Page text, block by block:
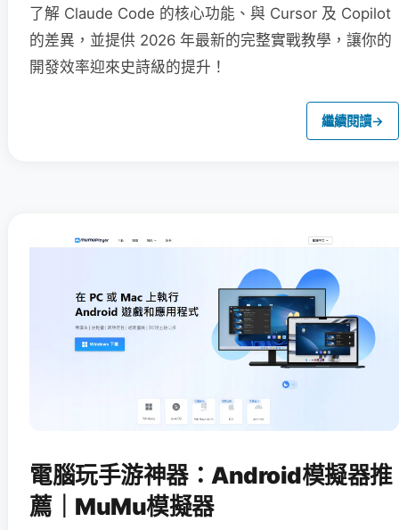
了解 Claude Code 的核心功能、與 Cursor 及 Copilot
的差異，並提供 2026 年最新的完整實戰教學，讓你的
開發效率迎來史詩級的提升！
繼續閱讀→
電腦玩手游神器：Android模擬器推
薦｜MuMu模擬器